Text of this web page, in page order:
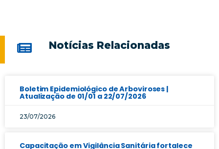
Notícias Relacionadas
Boletim Epidemiológico de Arboviroses |
Atualização de 01/01 a 22/07/2026
23/07/2026
Capacitação em Vigilância Sanitária fortalece